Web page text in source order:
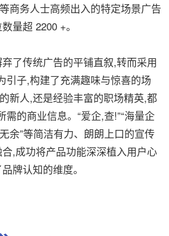
商务人士高频出入的特定场景广告
量超 2200 +。
传统广告的平铺直叙,转而采用
引子,构建了充满趣味与惊喜的场
新人,还是经验丰富的职场精英,都
需的商业信息。“爱企,查!”“海量企
余”等简洁有力、朗朗上口的宣传
,成功将产品功能深深植入用户心
牌认知的维度。